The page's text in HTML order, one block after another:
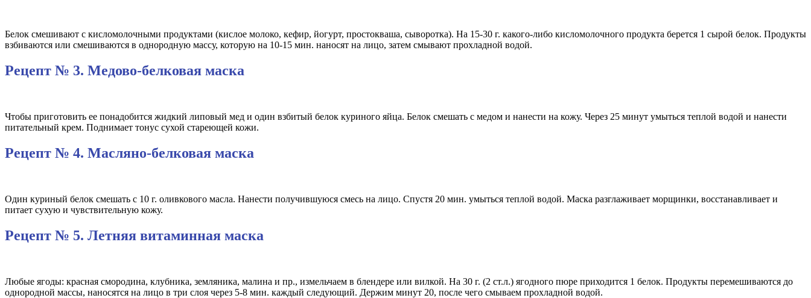
Белок смешивают с кисломолочными продуктами (кислое молоко, кефир, йогурт, простокваша, сыворотка). На 15-30 г. какого-либо кисломолочного продукта берется 1 сырой белок. Продукты
взбиваются или смешиваются в однородную массу, которую на 10-15 мин. наносят на лицо, затем смывают прохладной водой.
Рецепт № 3. Медово-белковая маска
Чтобы приготовить ее понадобится жидкий липовый мед и один взбитый белок куриного яйца. Белок смешать с медом и нанести на кожу. Через 25 минут умыться теплой водой и нанести
питательный крем. Поднимает тонус сухой стареющей кожи.
Рецепт № 4. Масляно-белковая маска
Один куриный белок смешать с 10 г. оливкового масла. Нанести получившуюся смесь на лицо. Спустя 20 мин. умыться теплой водой. Маска разглаживает морщинки, восстанавливает и
питает сухую и чувствительную кожу.
Рецепт № 5. Летняя витаминная маска
Любые ягоды: красная смородина, клубника, земляника, малина и пр., измельчаем в блендере или вилкой. На 30 г. (2 ст.л.) ягодного пюре приходится 1 белок. Продукты перемешиваются до
однородной массы, наносятся на лицо в три слоя через 5-8 мин. каждый следующий. Держим минут 20, после чего смываем прохладной водой.